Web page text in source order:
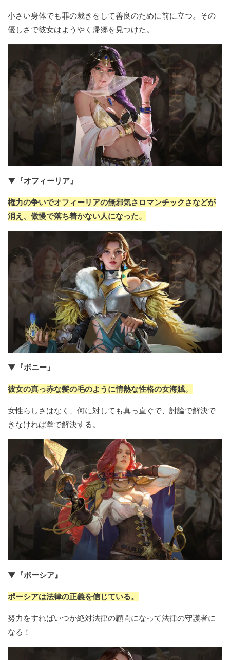
小さい身体でも罪の裁きをして善良のために前に立つ。その
優しさで彼女はようやく帰郷を見つけた。
▼『オフィーリア』
権力の争いでオフィーリアの無邪気さロマンチックさなどが
消え、傲慢で落ち着かない人になった。
▼『ボニー』
彼女の真っ赤な髪の毛のように情熱な性格の女海賊。
女性らしさはなく、何に対しても真っ直ぐで、討論で解決で
きなければ拳で解決する。
▼『ポーシア』
ポーシアは法律の正義を信じている。
努力をすればいつか絶対法律の顧問になって法律の守護者に
なる！